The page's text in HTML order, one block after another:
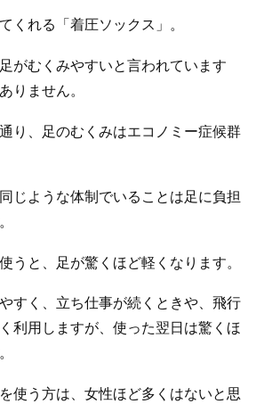
くれる「着圧ソックス」。
がむくみやすいと言われています
りません。
り、足のむくみはエコノミー症候群
じような体制でいることは足に負担
うと、足が驚くほど軽くなります。
すく、立ち仕事が続くときや、飛行
利用しますが、使った翌日は驚くほ
使う方は、女性ほど多くはないと思